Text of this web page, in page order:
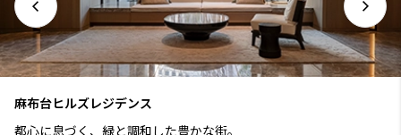
麻布台ヒルズレジデンス
都心に息づく、緑と調和した豊かな街。